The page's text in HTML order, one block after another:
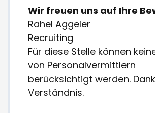
Wir freuen uns auf Ihre
Rahel Aggeler
Recruiting
Für diese Stelle können
von Personalvermittlern
berücksichtigt werden.
Verständnis.